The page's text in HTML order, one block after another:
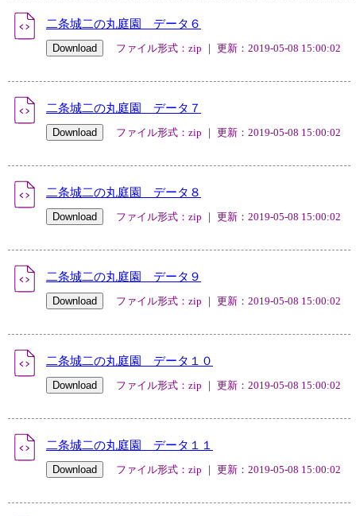
二条城二の丸庭園 データ６
ファイル形式：zip ｜ 更新：2019-05-08 15:00:02
二条城二の丸庭園 データ７
ファイル形式：zip ｜ 更新：2019-05-08 15:00:02
二条城二の丸庭園 データ８
ファイル形式：zip ｜ 更新：2019-05-08 15:00:02
二条城二の丸庭園 データ９
ファイル形式：zip ｜ 更新：2019-05-08 15:00:02
二条城二の丸庭園 データ１０
ファイル形式：zip ｜ 更新：2019-05-08 15:00:02
二条城二の丸庭園 データ１１
ファイル形式：zip ｜ 更新：2019-05-08 15:00:02